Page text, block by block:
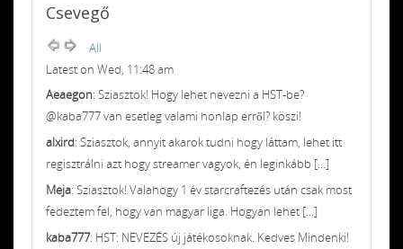
Csevegő
All
Latest on Wed, 11:48 am
Aeaegon: Sziasztok! Hogy lehet nevezni a HST-be?
@kaba777 van esetleg valami honlap erről? köszi!
alxird: Sziasztok, annyit akarok tudni hogy láttam, lehet itt
regisztrálni azt hogy streamer vagyok, én leginkább [...]
Meja: Sziasztok! Valahogy 1 év starcraftezés után csak most
fedeztem fel, hogy van magyar liga. Hogyan lehet [...]
kaba777: HST: NEVEZÉS új játékosoknak. Kedves Mindenki!